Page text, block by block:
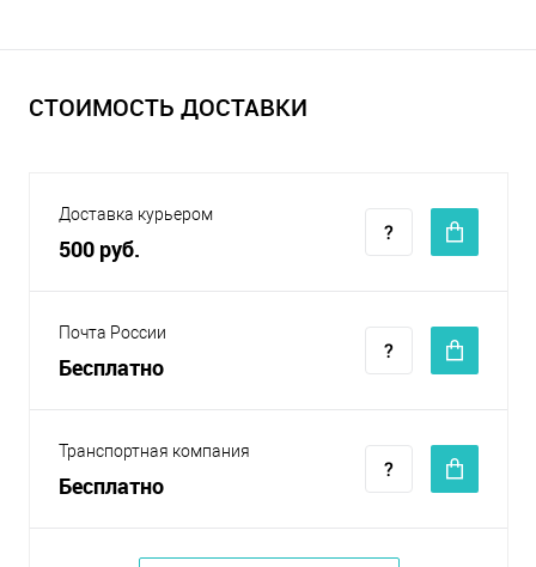
СТОИМОСТЬ ДОСТАВКИ
Доставка курьером
500 руб.
Почта России
Бесплатно
Транспортная компания
Бесплатно